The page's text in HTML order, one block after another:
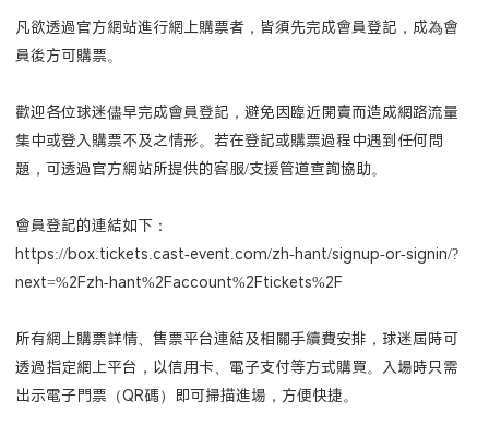
凡欲透過官方網站進行網上購票者，皆須先完成會員登記，成為會
員後方可購票。
歡迎各位球迷儘早完成會員登記，避免因臨近開賣而造成網路流量
集中或登入購票不及之情形。若在登記或購票過程中遇到任何問
題，可透過官方網站所提供的客服/支援管道查詢協助。
會員登記的連結如下：
https://box.tickets.cast-event.com/zh-hant/signup-or-signin/?
next=%2Fzh-hant%2Faccount%2Ftickets%2F
所有網上購票詳情、售票平台連結及相關手續費安排，球迷屆時可
透過指定網上平台，以信用卡、電子支付等方式購買。入場時只需
出示電子門票（QR碼）即可掃描進場，方便快捷。